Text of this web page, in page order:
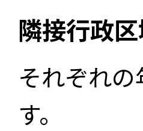
隣接行政
それぞれ
す。